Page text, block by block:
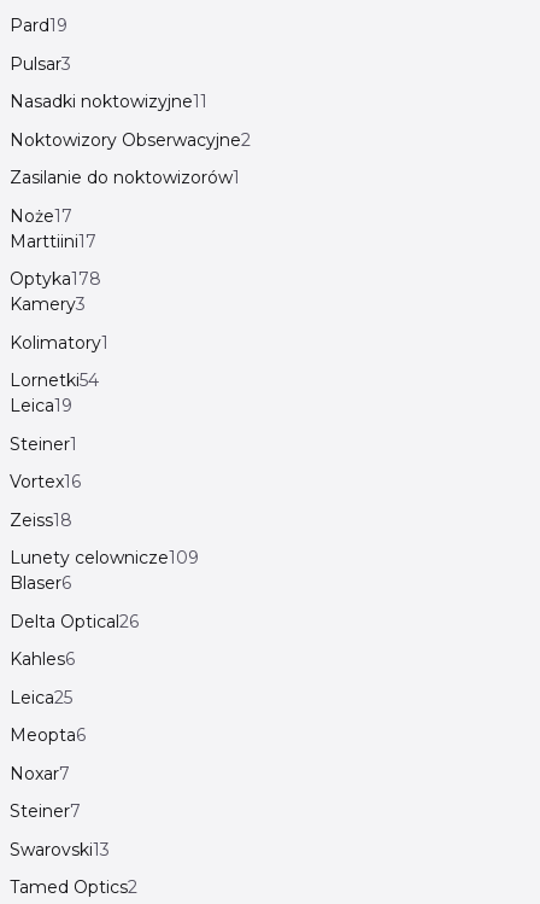
Pard19
Pulsar3
Nasadki noktowizyjne11
Noktowizory Obserwacyjne2
Zasilanie do noktowizorów1
Noże17
Marttiini17
Optyka178
Kamery3
Kolimatory1
Lornetki54
Leica19
Steiner1
Vortex16
Zeiss18
Lunety celownicze109
Blaser6
Delta Optical26
Kahles6
Leica25
Meopta6
Noxar7
Steiner7
Swarovski13
Tamed Optics2